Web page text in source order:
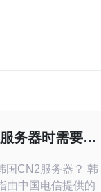
务器时需要考
CN2服务器？ 韩
由中国电信提供的